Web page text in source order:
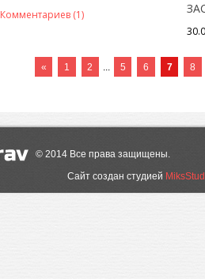
Комментариев (1)
« 1 2 ... 5 6 7 8
© 2014 Все права защищены.
Сайт создан студией